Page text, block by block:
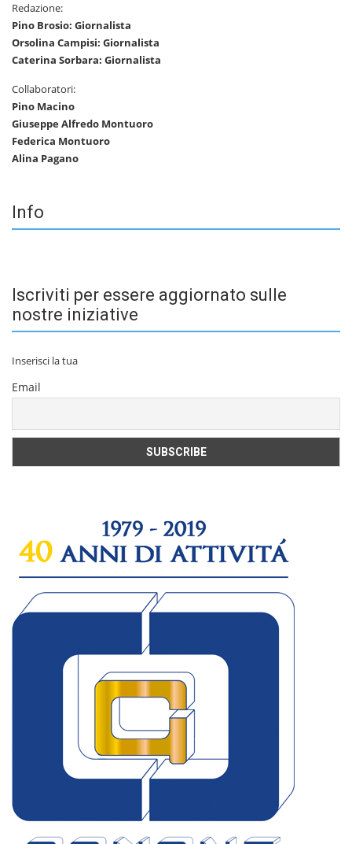
Redazione:
Pino Brosio: Giornalista
Orsolina Campisi: Giornalista
Caterina Sorbara: Giornalista
Collaboratori:
Pino Macino
Giuseppe Alfredo Montuoro
Federica Montuoro
Alina Pagano
Info
Iscriviti per essere aggiornato sulle
nostre iniziative
Inserisci la tua
Email